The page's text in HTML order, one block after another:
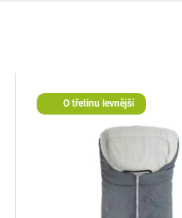
O třetinu levnější